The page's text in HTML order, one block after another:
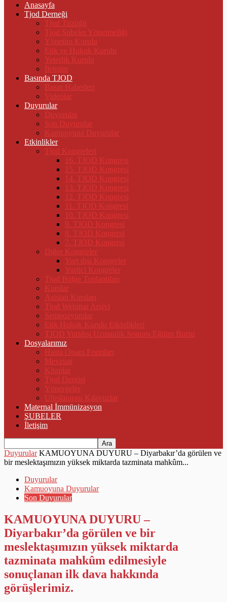
Anasayfa
Tjod Derneği
Tjod Tüzüğü
Tjod Şubeler Yönetmeliği
Yönetim Kurulu
Etik ve Hukuk Kurulu
Yeterlik Kurulu
İletişim
Basında TJOD
Basın Haberleri
Videolar
Duyurular
Duyurular
Son Duyurular
Kamuoyuna Duyurular
Etkinlikler
Tjod Kongreleri
16. TJOD Kongresi
15. TJOD Kongresi
14. TJOD Kongresi
13. TJOD Kongresi
12. TJOD Kongresi
11. TJOD Kongresi
10. TJOD Kongresi
9. TJOD Kongresi
8. TJOD Kongresi
7. TJOD Kongresi
Diğer Kongreler
Yurt dışı Kongreler
Yurtiçi Kongreler
Tjod Bölge Toplantıları
Kurslar
Asistan Kursları
Tjod Webinar Arşivi
Sempozyumlar
Etik Hukuk Kurulu Etkinlikleri
TJOD Yurtdışı Uzmanlık Sonrası Eğitim Bursu
Dosyalarımız
Hasta Onam Formları
Mevzuat
Kitaplar
Tjod Dergisi
Yönergeler
Uluslararası Kılavuzlar
Maternal İmmünizasyon
ŞUBELER
İletişim
Duyurular KAMUOYUNA DUYURU – Diyarbakır’da görülen ve
bir meslektaşımızın yüksek miktarda tazminata mahkûm...
Duyurular
Kamuoyuna Duyurular
Son Duyurular
KAMUOYUNA DUYURU –
Diyarbakır’da görülen ve bir
meslektaşımızın yüksek miktarda
tazminata mahkûm edilmesiyle
sonuçlanan ilk dava hakkında
görüşlerimiz.